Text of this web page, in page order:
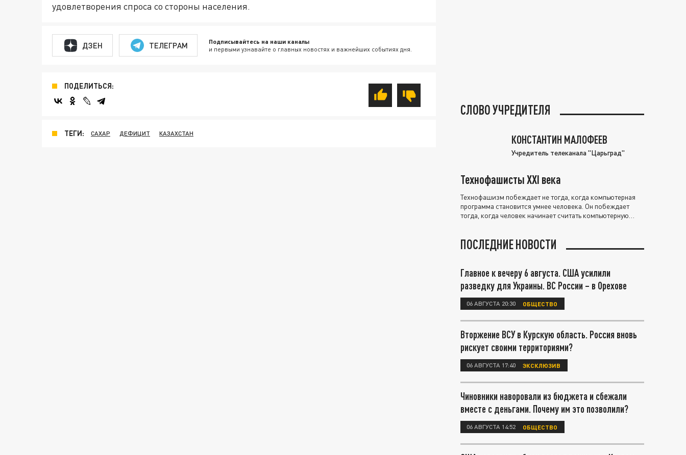
удовлетворения спроса со стороны населения.
ДЗЕН ТЕЛЕГРАМ Подписывайтесь на наши каналы
и первыми узнавайте о главных новостях и важнейших событиях дня.
ПОДЕЛИТЬСЯ:
ТЕГИ: САХАР ДЕФИЦИТ КАЗАХСТАН
СЛОВО УЧРЕДИТЕЛЯ
КОНСТАНТИН МАЛОФЕЕВ
Учредитель телеканала "Царьград"
Технофашисты XXI века
Технофашизм побеждает не тогда, когда компьютерная
программа становится умнее человека. Он побеждает
тогда, когда человек начинает считать компьютерную
ПОСЛЕДНИЕ НОВОСТИ
Главное к вечеру 6 августа. США усилили
разведку для Украины. ВС России – в Орехове
06 АВГУСТА 20:30 ОБЩЕСТВО
Вторжение ВСУ в Курскую область. Россия вновь
рискует своими территориями?
06 АВГУСТА 17:40 ЭКСКЛЮЗИВ
Чиновники наворовали из бюджета и сбежали
вместе с деньгами. Почему им это позволили?
06 АВГУСТА 14:52 ОБЩЕСТВО